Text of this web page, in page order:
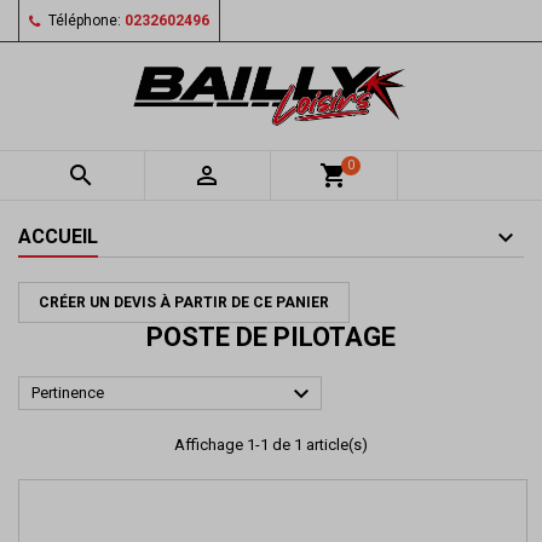
Téléphone: 0232602496
  shopping_cart0
ACCUEIL
CRÉER UN DEVIS À PARTIR DE CE PANIER
POSTE DE PILOTAGE
Pertinence 
Affichage 1-1 de 1 article(s)